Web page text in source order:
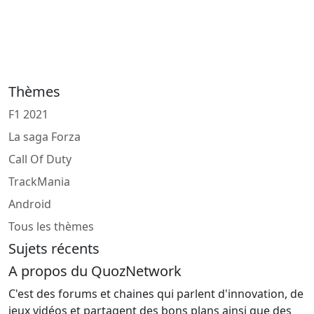
Thèmes
F1 2021
La saga Forza
Call Of Duty
TrackMania
Android
Tous les thèmes
Sujets récents
A propos du QuozNetwork
C'est des forums et chaines qui parlent d'innovation, de
jeux vidéos et partagent des bons plans ainsi que des